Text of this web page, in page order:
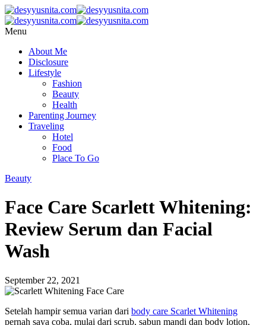
Menu
About Me
Disclosure
Lifestyle
Fashion
Beauty
Health
Parenting Journey
Traveling
Hotel
Food
Place To Go
Beauty
Face Care Scarlett Whitening:
Review Serum dan Facial
Wash
September 22, 2021
Setelah hampir semua varian dari body care Scarlet Whitening
pernah saya coba, mulai dari scrub, sabun mandi dan body lotion,